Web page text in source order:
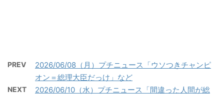
PREV
2026/06/08（月）プチニュース「ウソつきチャンピ
オン＝総理大臣だっけ」など
NEXT
2026/06/10（水）プチニュース「間違った人間が総